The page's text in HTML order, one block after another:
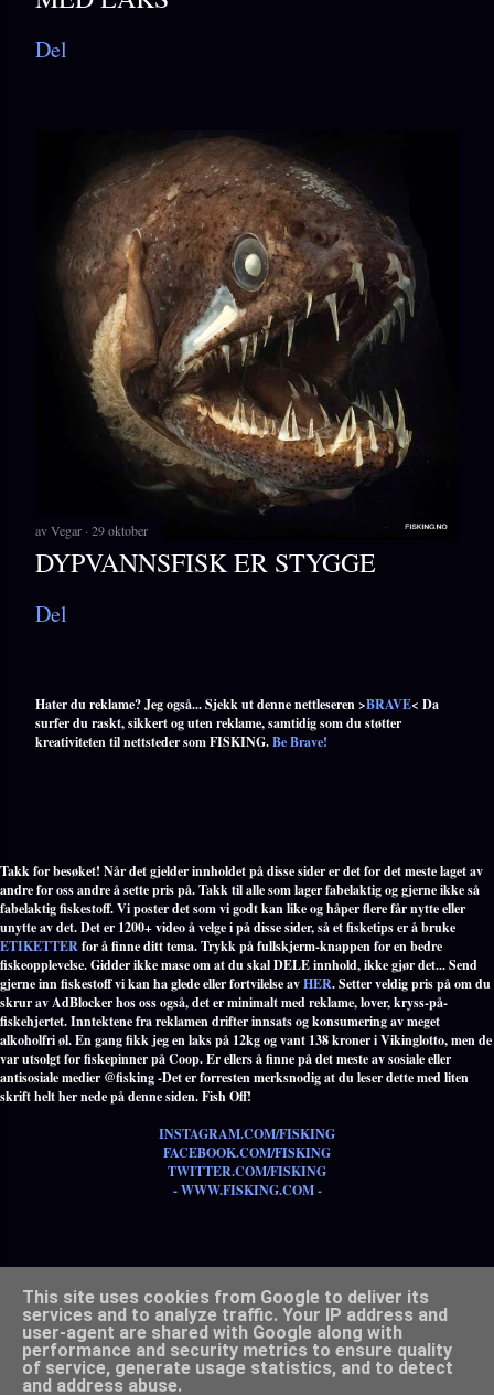
Del
avVegar 29 oktober
DYPVANNSFISK ER STYGGE
Del
Hater du reklame? Jeg også... Sjekk ut denne nettleseren >BRAVE< Da
surfer du raskt, sikkert og uten reklame, samtidig som du støtter
kreativiteten til nettsteder som FISKING.Be Brave!
Takk for besøket! Når det gjelder innholdet på disse sider er det for det meste laget av
andre for oss andre å sette pris på. Takk til alle som lager fabelaktig og gjerne ikke så
fabelaktig fiskestoff. Vi poster det som vi godt kan like og håper flere får nytte eller
unytte av det. Det er 1200+ video å velge i på disse sider, så et fisketips er å bruke
ETIKETTERfor å finne ditt tema. Trykk på fullskjerm-knappen for en bedre
fiskeopplevelse. Gidder ikke mase om at du skal DELE innhold, ikke gjør det... Send
gjerne inn fiskestoff vi kan ha glede eller fortvilelse avHER. Setter veldig pris på om du
skrur av AdBlocker hos oss også, det er minimalt med reklame, lover, kryss-på-
fiskehjertet. Inntektene fra reklamen drifter innsats og konsumering av meget
alkoholfri øl. En gang fikk jeg en laks på 12kg og vant 138 kroner i Vikinglotto, men de
var utsolgt for fiskepinner på Coop. Er ellers å finne på det meste av sosiale eller
antisosiale medier @fisking -Det er forresten merksnodig at du leser dette med liten
skrift helt her nede på denne siden. Fish Off!
INSTAGRAM.COM/FISKING
FACEBOOK.COM/FISKING
TWITTER.COM/FISKING
- WWW.FISKING.COM -
Drevet av Blogger
This site uses cookies from Google to deliver its
services and to analyze traffic. Your IP address and
user-agent are shared with Google along with
performance and security metrics to ensure quality
of service, generate usage statistics, and to detect
and address abuse.